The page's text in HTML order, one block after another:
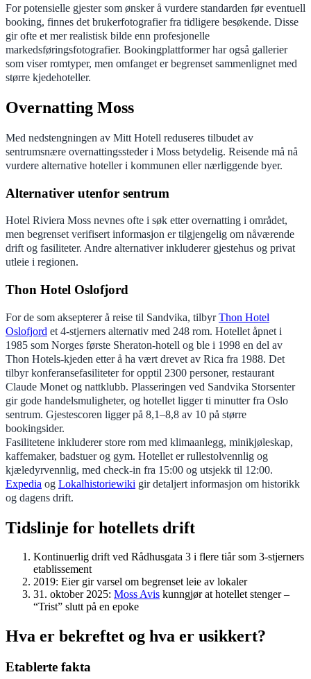
For potensielle gjester som ønsker å vurdere standarden før eventuell
booking, finnes det brukerfotografier fra tidligere besøkende. Disse
gir ofte et mer realistisk bilde enn profesjonelle
markedsføringsfotografier. Bookingplattformer har også gallerier
som viser romtyper, men omfanget er begrenset sammenlignet med
større kjedehoteller.
Overnatting Moss
Med nedstengningen av Mitt Hotell reduseres tilbudet av
sentrumsnære overnattingssteder i Moss betydelig. Reisende må nå
vurdere alternative hoteller i kommunen eller nærliggende byer.
Alternativer utenfor sentrum
Hotel Riviera Moss nevnes ofte i søk etter overnatting i området,
men begrenset verifisert informasjon er tilgjengelig om nåværende
drift og fasiliteter. Andre alternativer inkluderer gjestehus og privat
utleie i regionen.
Thon Hotel Oslofjord
For de som aksepterer å reise til Sandvika, tilbyrThon Hotel
Oslofjord et 4-stjerners alternativ med 248 rom. Hotellet åpnet i
1985 som Norges første Sheraton-hotell og ble i 1998 en del av
Thon Hotels-kjeden etter å ha vært drevet av Rica fra 1988. Det
tilbyr konferansefasiliteter for opptil 2300 personer, restaurant
Claude Monet og nattklubb. Plasseringen ved Sandvika Storsenter
gir gode handelsmuligheter, og hotellet ligger ti minutter fra Oslo
sentrum. Gjestescoren ligger på 8,1–8,8 av 10 på større
bookingsider.
Fasilitetene inkluderer store rom med klimaanlegg, minikjøleskap,
kaffemaker, badstuer og gym. Hotellet er rullestolvennlig og
kjæledyrvennlig, med check-in fra 15:00 og utsjekk til 12:00.
Expedia og Lokalhistoriewiki gir detaljert informasjon om historikk
og dagens drift.
Tidslinje for hotellets drift
Kontinuerlig drift ved Rådhusgata 3 i flere tiår som 3-stjerners
etablissement
2019: Eier gir varsel om begrenset leie av lokaler
31. oktober 2025: Moss Avis kunngjør at hotellet stenger –
“Trist” slutt på en epoke
Hva er bekreftet og hva er usikkert?
Etablerte fakta